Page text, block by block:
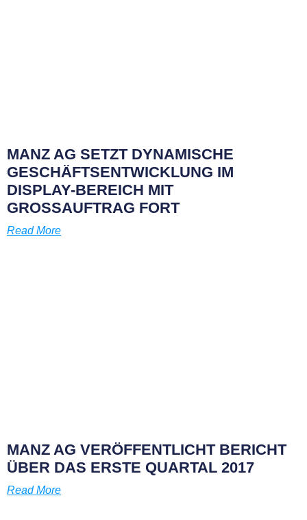
MANZ AG SETZT DYNAMISCHE
GESCHÄFTSENTWICKLUNG IM
DISPLAY-BEREICH MIT
GROSSAUFTRAG FORT
Read More
MANZ AG VERÖFFENTLICHT BERICHT
ÜBER DAS ERSTE QUARTAL 2017
Read More